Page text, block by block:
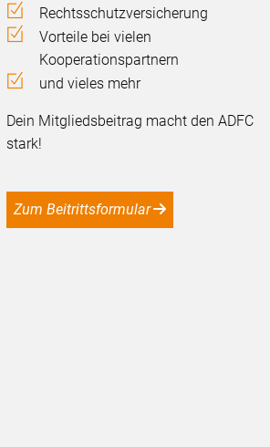
Rechtsschutzversicherung
Vorteile bei vielen
Kooperationspartnern
und vieles mehr
Dein Mitgliedsbeitrag macht den ADFC
stark!
Zum Beitrittsformular